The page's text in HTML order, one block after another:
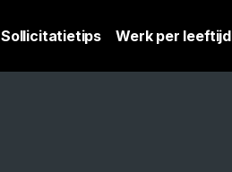
Sollicitatietips Werk per leeftijd